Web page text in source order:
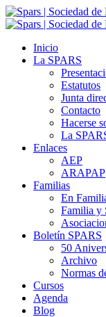
Inicio
La SPARS
Estatutos
Junta
Contacto
Hacerse
La
Enlaces
AEP
ARAPAP
Familias
En
Familia y
Boletín SPARS
50
Archivo
Normas
Cursos
Agenda
Blog